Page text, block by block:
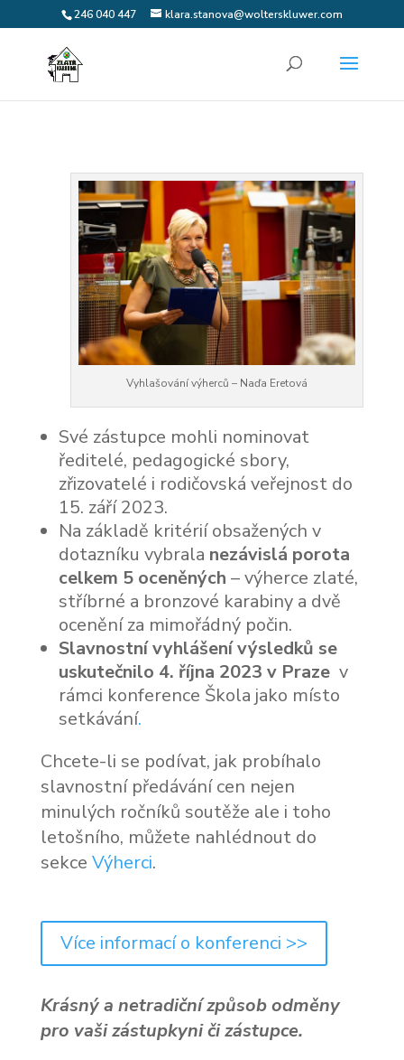
246 040 447 klara.stanova@wolterskluwer.com
Vyhlašování výherců – Naďa Eretová
Své zástupce mohli nominovat
ředitelé, pedagogické sbory,
zřizovatelé i rodičovská veřejnost do
15. září 2023.
Na základě kritérií obsažených v
dotazníku vybrala nezávislá porota
celkem 5 oceněných – výherce zlaté,
stříbrné a bronzové karabiny a dvě
ocenění za mimořádný počin.
Slavnostní vyhlášení výsledků se
uskutečnilo 4. října 2023 v Prazev
rámci konference Škola jako místo
setkávání.
Chcete-li se podívat, jak probíhalo
slavnostní předávání cen nejen
minulých ročníků soutěže ale i toho
letošního, můžete nahlédnout do
sekce Výherci.
Více informací o konferenci >>
Krásný a netradiční způsob odměny
pro vaši zástupkyni či zástupce.